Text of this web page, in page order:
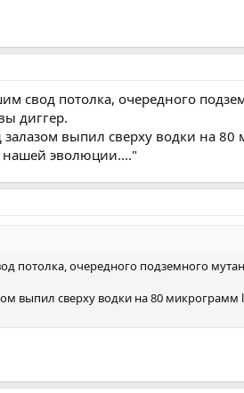
свод потолка, очередного
диггер.
выпил сверху водки на
нашей эволюции...."
потолка, очередного подземного
выпил сверху водки на 80